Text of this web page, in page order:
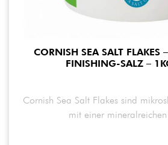
CORNISH SEA SALT FLAKES
FINISHING-SALZ –
Cornish Sea Salt Flakes sind
mit einer mineralreichen